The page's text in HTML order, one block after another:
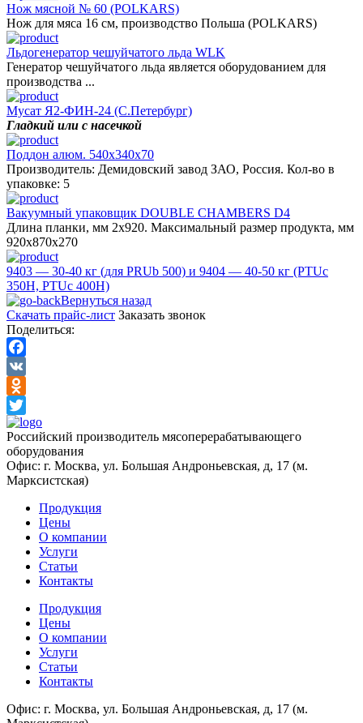
Нож мясной № 60 (POLKARS)
Нож для мяса 16 cм, производство Польша (POLKARS)
Льдогенератор чешуйчатого льда WLK
Генератор чешуйчатого льда является оборудованием для
производства ...
Мусат Я2-ФИН-24 (С.Петербург)
Гладкий или с насечкой
Поддон алюм. 540х340х70
Производитель: Демидовский завод ЗАО, Россия. Кол-во в
упаковке: 5
Вакуумный упаковщик DOUBLE CHAMBERS D4
Длина планки, мм 2x920. Максимальный размер продукта, мм
920х870х270
9403 — 30-40 кг (для PRUb 500) и 9404 — 40-50 кг (PTUc
350H, PTUc 400H)
Вернуться назад
Скачать прайс-лист Заказать звонок
Поделиться:
Facebook
VK
Odnoklassniki
Twitter
Российский производитель мясоперерабатывающего
оборудования
Офис: г. Москва, ул. Большая Андроньевская, д, 17 (м.
Марксистская)
Продукция
Цены
О компании
Услуги
Статьи
Контакты
Продукция
Цены
О компании
Услуги
Статьи
Контакты
Офис: г. Москва, ул. Большая Андроньевская, д, 17 (м.